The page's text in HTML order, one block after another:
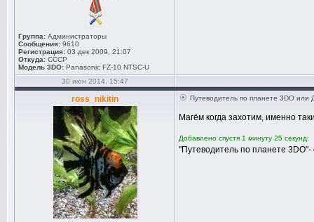
Группа: Администраторы
Сообщения: 9610
Регистрация: 03 дек 2009, 21:07
Откуда: СССР
Модель 3DO: Panasonic FZ-10 NTSC-U
30 июн 2014, 15:47
ross_nikitin Путеводитель по планете 3DO или
Магём когда захотим, именно
Добавлено спустя 1 минуту 25 секунд:
"Путеводитель по планете